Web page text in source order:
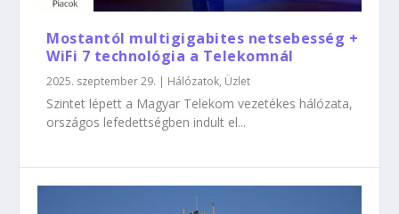
Mostantól multigigabites netsebesség +
WiFi 7 technológia a Telekomnál
2025. szeptember 29. | Hálózatok, Üzlet
Szintet lépett a Magyar Telekom vezetékes hálózata,
országos lefedettségben indult el...